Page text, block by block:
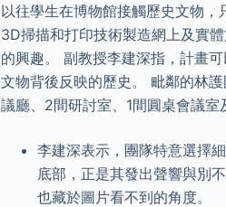
以往學生在博物館接觸歷史文物
3D掃描和打印技術製造網上及實
的興趣。 副教授李建深指，計畫
文物背後反映的歷史。 毗鄰的林
議廳、2間研討室、1間圓桌會議室
李建深表示，團隊特意選擇
底部，正是其發出聲響與別
也藏於圖片看不到的角度。